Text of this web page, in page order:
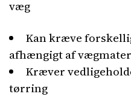
væg
Kan kræve
afhængigt af
Kræver
tørring